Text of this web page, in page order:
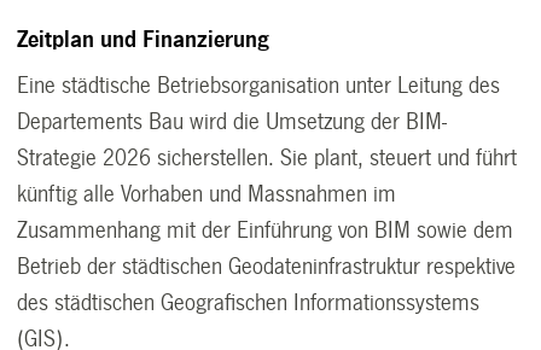
Zeitplan und Finanzierung
Eine städtische Betriebsorganisation unter Leitung des
Departements Bau wird die Umsetzung der BIM-
Strategie 2026 sicherstellen. Sie plant, steuert und führt
künftig alle Vorhaben und Massnahmen im
Zusammenhang mit der Einführung von BIM sowie dem
Betrieb der städtischen Geodateninfrastruktur respektive
des städtischen Geografischen Informationssystems
(GIS).